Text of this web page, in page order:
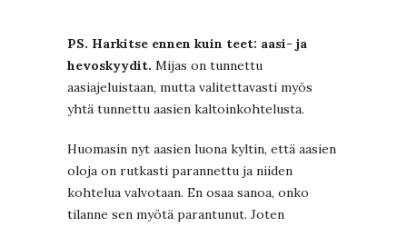
PS. Harkitse ennen kuin teet: aasi- ja
hevoskyydit. Mijas on tunnettu
aasiajeluistaan, mutta valitettavasti myös
yhtä tunnettu aasien kaltoinkohtelusta.
Huomasin nyt aasien luona kyltin, että aasien
oloja on rutkasti parannettu ja niiden
kohtelua valvotaan. En osaa sanoa, onko
tilanne sen myötä parantunut. Joten